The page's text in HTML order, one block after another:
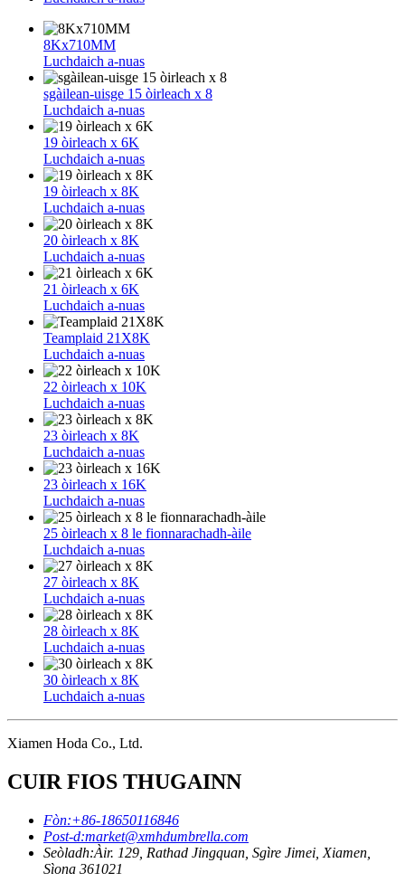
8Kx710MM
Luchdaich a-nuas
sgàilean-uisge 15 òirleach x 8
Luchdaich a-nuas
19 òirleach x 6K
Luchdaich a-nuas
19 òirleach x 8K
Luchdaich a-nuas
20 òirleach x 8K
Luchdaich a-nuas
21 òirleach x 6K
Luchdaich a-nuas
Teamplaid 21X8K
Luchdaich a-nuas
22 òirleach x 10K
Luchdaich a-nuas
23 òirleach x 8K
Luchdaich a-nuas
23 òirleach x 16K
Luchdaich a-nuas
25 òirleach x 8 le fionnarachadh-àile
Luchdaich a-nuas
27 òirleach x 8K
Luchdaich a-nuas
28 òirleach x 8K
Luchdaich a-nuas
30 òirleach x 8K
Luchdaich a-nuas
Xiamen Hoda Co., Ltd.
CUIR FIOS THUGAINN
Fòn:+86-18650116846
Post-d:market@xmhdumbrella.com
Seòladh:Àir. 129, Rathad Jingquan, Sgìre Jimei, Xiamen,
Sìona 361021